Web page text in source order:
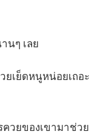
นๆ เลย
เย็ดหนูหน่อยเถอะ
ควยของเขามาช่วย